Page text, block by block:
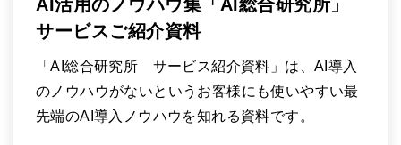
AI活用のノウハウ集「AI総合研究所」
サービスご紹介資料
「AI総合研究所 サービス紹介資料」は、AI導入
のノウハウがないというお客様にも使いやすい最
先端のAI導入ノウハウを知れる資料です。